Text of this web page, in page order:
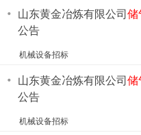
・ 山东黄金冶炼有限公司储
公告
机械设备招标
・ 山东黄金冶炼有限公司储
公告
机械设备招标